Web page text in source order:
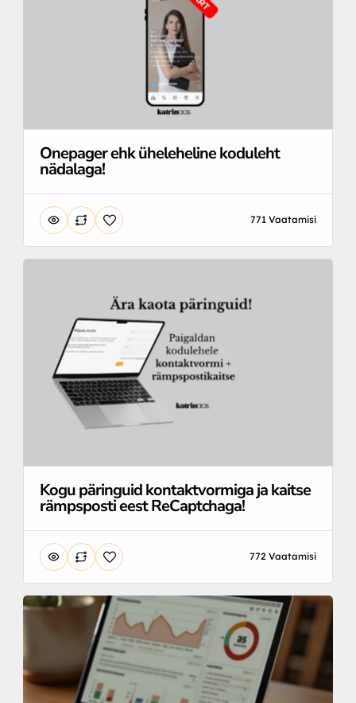
Onepager ehk üheleheline koduleht
nädalaga!
771 Vaatamisi
Kogu päringuid kontaktvormiga ja kaitse
rämpsposti eest ReCaptchaga!
772 Vaatamisi